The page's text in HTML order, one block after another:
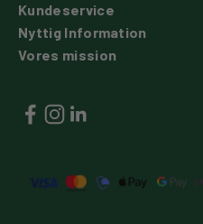
Kundeservice
Nyttig Information
Vores mission